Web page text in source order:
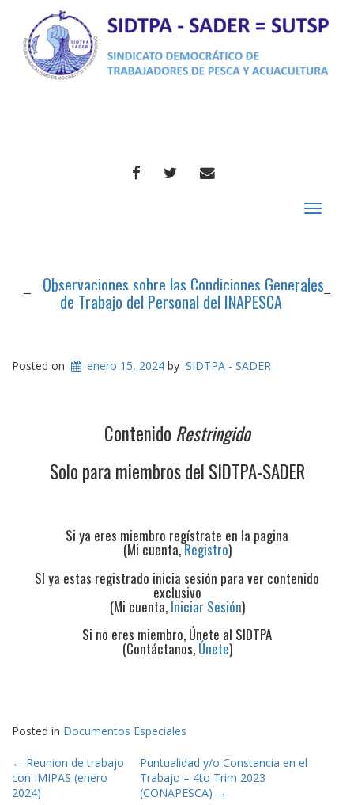
FACEBOOKTWITTERCORREO
Toggle
Observaciones sobre las Condiciones Generales
de Trabajo del Personal del INAPESCA
Posted on enero 15, 2024 by SIDTPA - SADER
Contenido Restringido
Solo para miembros del SIDTPA-SADER
Si ya eres miembro regístrate en la pagina
(Mi cuenta,Registro)
SI ya estas registrado inicia sesión para ver contenido
exclusivo
(Mi cuenta, Iniciar Sesión)
Si no eres miembro, Únete al SIDTPA
(Contáctanos, Únete)
Posted in Documentos Especiales
Post
navigation
← Reunion de trabajo
con IMIPAS (enero
2024)
Puntualidad y/o Constancia en el
Trabajo – 4to Trim 2023
(CONAPESCA) →